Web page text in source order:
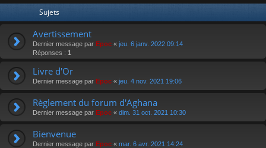
r
Sujets
Avertissement
Dernier message par Epoc « jeu. 6 janv. 2022 09:14
Réponses : 1
Livre d'Or
Dernier message par Epoc « jeu. 4 nov. 2021 19:06
Règlement du forum d'Aghana
Dernier message par Epoc « dim. 31 oct. 2021 10:30
Bienvenue
Dernier message par Epoc « mar. 6 avr. 2021 14:24